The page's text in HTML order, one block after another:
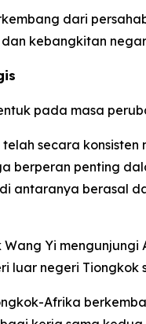
dari
kebangkitan
pada masa
secara
penting
antaranya berasal
Yi
luar negeri
Afrika